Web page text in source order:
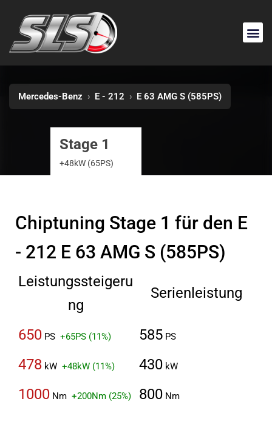
Mercedes-Benz › E - 212 › E 63 AMG S (585PS)
Stage 1
+48kW (65PS)
Chiptuning Stage 1 für den E
- 212 E 63 AMG S (585PS)
Leistungssteigeru
ng
Serienleistung
650 PS +65PS (11%) 585 PS
478 kW +48kW (11%) 430 kW
1000 Nm +200Nm (25%) 800 Nm